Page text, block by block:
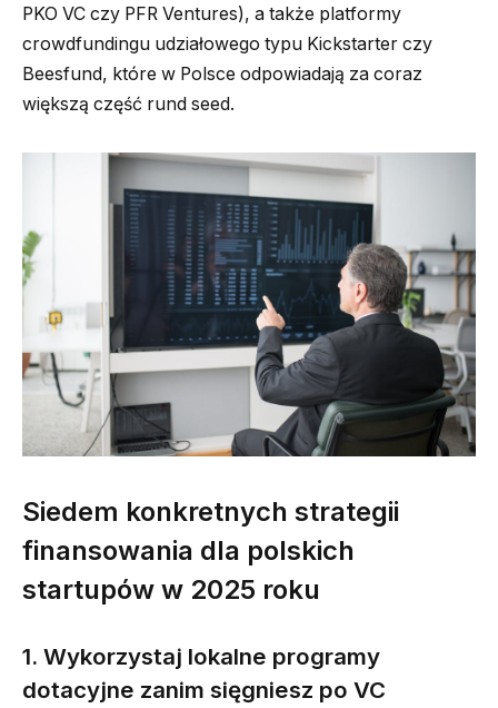
PKO VC czy PFR Ventures), a także platformy
crowdfundingu udziałowego typu Kickstarter czy
Beesfund, które w Polsce odpowiadają za coraz
większą część rund seed.
Siedem konkretnych strategii
finansowania dla polskich
startupów w 2025 roku
1. Wykorzystaj lokalne programy
dotacyjne zanim sięgniesz po VC